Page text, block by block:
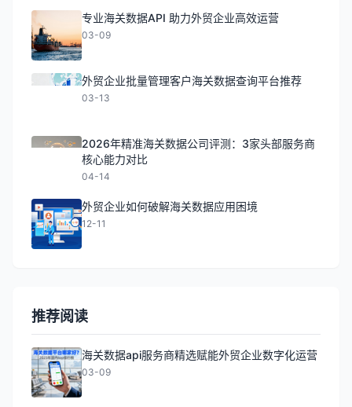
专业海关数据API 助力外贸企业高效运营
03-09
外贸企业批量管理客户海关数据查询平台推荐
03-13
2026年精准海关数据公司评测：3家头部服务商
核心能力对比
04-14
外贸企业如何破解海关数据应用困境
12-11
推荐阅读
海关数据api服务商精选赋能外贸企业数字化运营
03-09